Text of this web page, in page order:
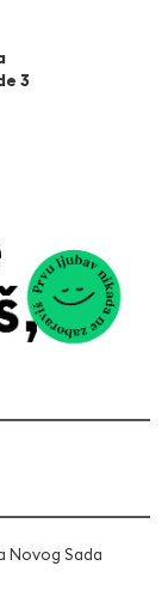
3
Novog Sada